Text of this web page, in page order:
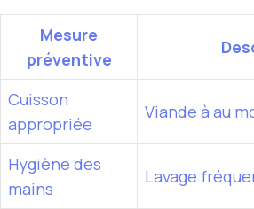
Mesure
préventive
Cuisson
appropriée
Viande à au
Hygiène des
mains
Lavage